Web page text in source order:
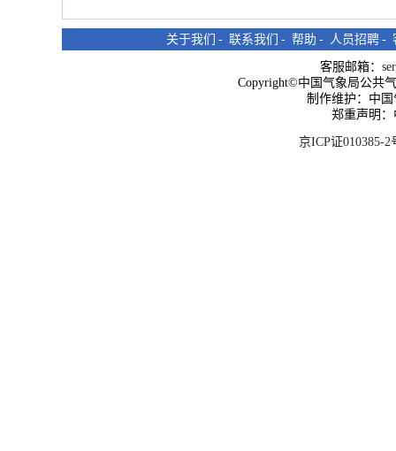
关于我们 - 联系我们 - 帮助 - 人员招聘 -
客服邮箱：
Copyright©中国气象局公共
制作维护：中
郑重声明
京ICP证010385-2